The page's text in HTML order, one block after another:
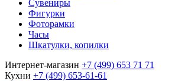
Сувениры
Фигурки
Фоторамки
Часы
Шкатулки, копилки
Интернет-магазин +7 (499) 653 71 71
Кухни +7 (499) 653-61-61